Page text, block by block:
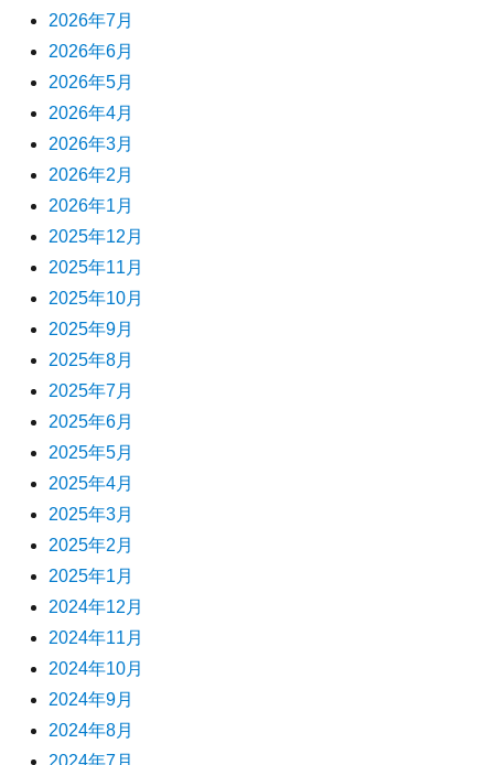
2026年7月
2026年6月
2026年5月
2026年4月
2026年3月
2026年2月
2026年1月
2025年12月
2025年11月
2025年10月
2025年9月
2025年8月
2025年7月
2025年6月
2025年5月
2025年4月
2025年3月
2025年2月
2025年1月
2024年12月
2024年11月
2024年10月
2024年9月
2024年8月
2024年7月